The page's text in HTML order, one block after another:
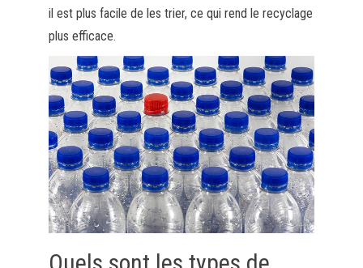
il est plus facile de les trier, ce qui rend le recyclage
plus efficace.